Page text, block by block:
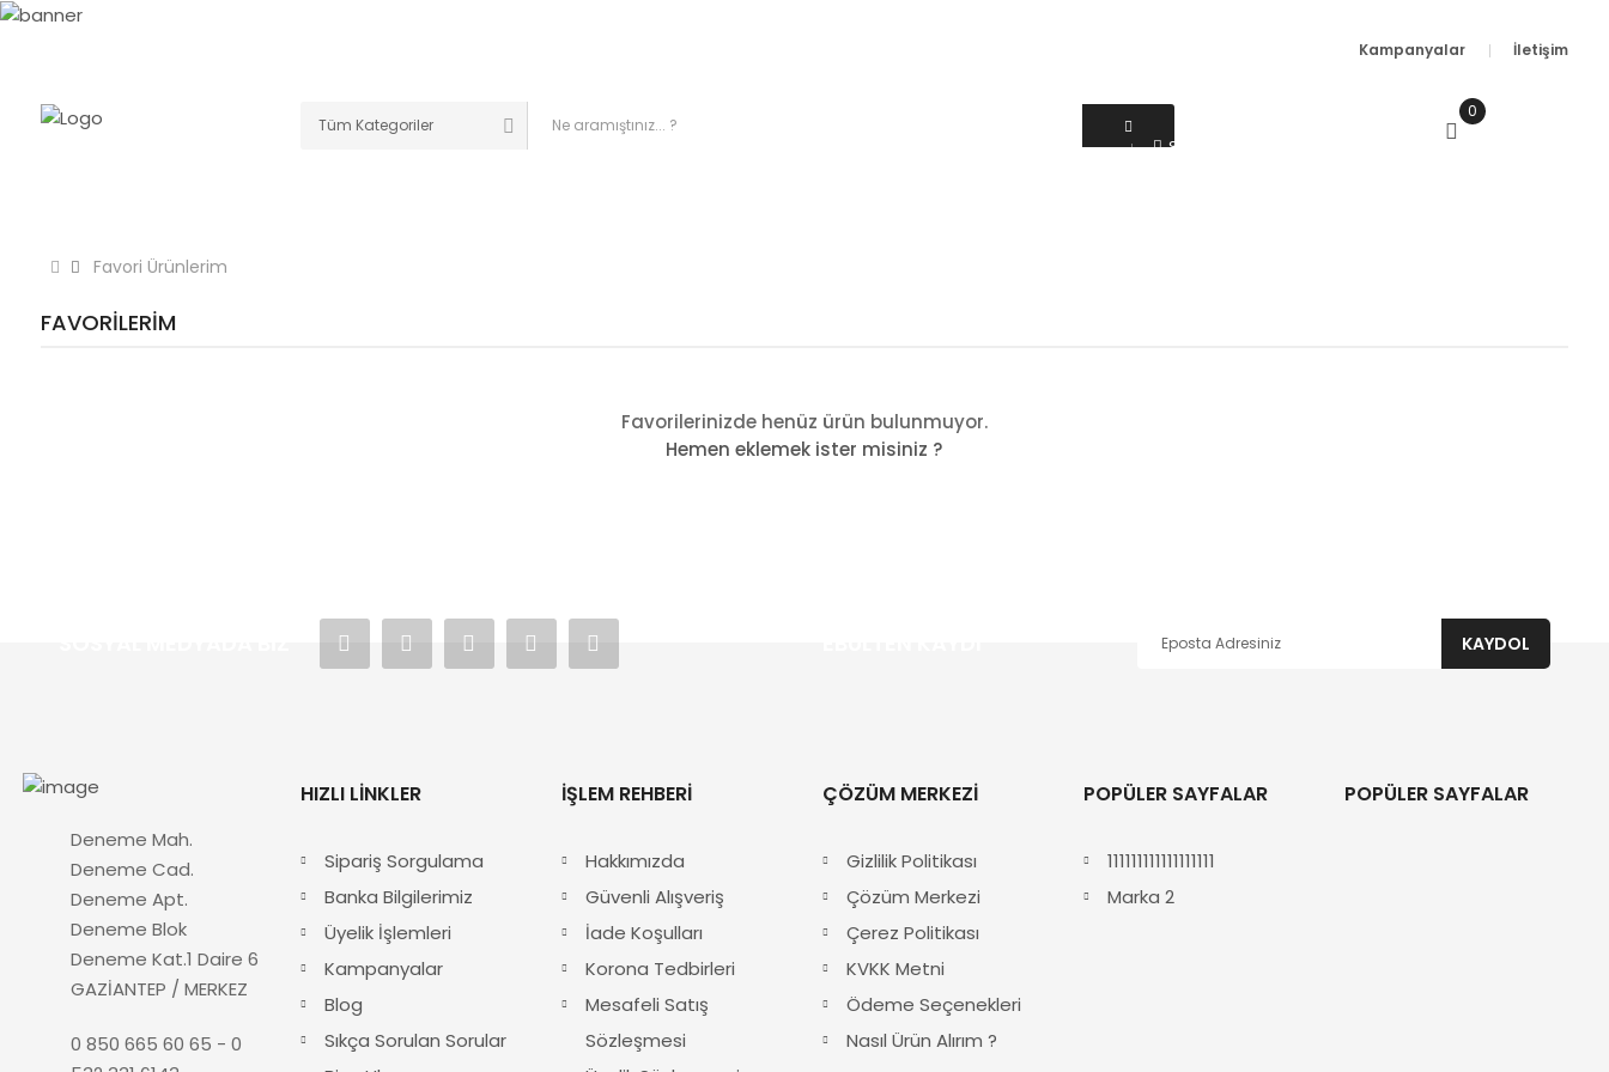
Kampanyalar İletişim
0
Sipariş Sorgulama
Favori Ürünlerim
FAVORILERIM
Favorilerinizde henüz ürün bulunmuyor.
Hemen eklemek ister misiniz ?
KAYDOL
Deneme Mah.
Deneme Cad.
Deneme Apt.
Deneme Blok
Deneme Kat.1 Daire 6
GAZİANTEP / MERKEZ
0 850 665 60 65 - 0
HIZLI LINKLER
Sipariş Sorgulama
Banka Bilgilerimiz
Üyelik İşlemleri
Kampanyalar
Blog
Sıkça Sorulan Sorular
İŞLEM REHBERI
Hakkımızda
Güvenli Alışveriş
İade Koşulları
Korona Tedbirleri
Mesafeli Satış
Sözleşmesi
ÇÖZÜM MERKEZI
Gizlilik Politikası
Çözüm Merkezi
Çerez Politikası
KVKK Metni
Ödeme Seçenekleri
Nasıl Ürün Alırım ?
POPÜLER SAYFALAR
111111111111111111
Marka 2
POPÜLER SAYFALAR